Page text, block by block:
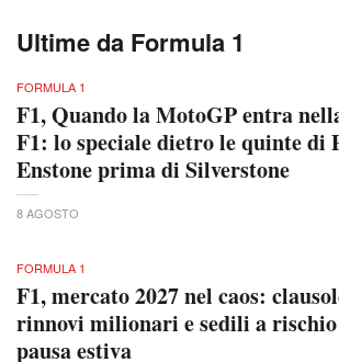
Ultime da Formula 1
FORMULA 1
F1, Quando la MotoGP entra
F1: lo speciale dietro le quinte di
Enstone prima di Silverstone
8 AGOSTO
FORMULA 1
F1, mercato 2027 nel caos:
rinnovi milionari e sedili a
pausa estiva